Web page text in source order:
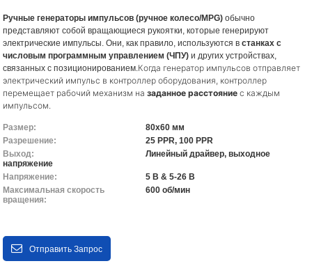
Ручные генераторы импульсов (ручное колесо/MPG) обычно
представляют собой вращающиеся рукоятки, которые генерируют
электрические импульсы. Они, как правило, используются встанках с
числовым программным управлением (ЧПУ) и других устройствах,
связанных с позиционированием. Когда генератор импульсов отправляет
электрический импульс в контроллер оборудования, контроллер
перемещает рабочий механизм назаданное расстояние с каждым
импульсом.
Размер:
80x60 мм
Разрешение:
25 PPR, 100 PPR
Выход:
Линейный драйвер, выходное
напряжение
Напряжение:
5 В & 5-26 В
Максимальная скорость
вращения:
600 об/мин
Отправить Запрос